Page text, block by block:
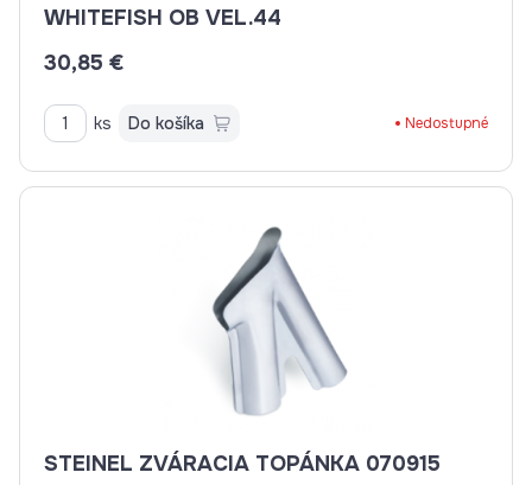
WHITEFISH OB VEL.44
30,85 €
ks Do košíka Nedostupné
STEINEL ZVÁRACIA TOPÁNKA 070915